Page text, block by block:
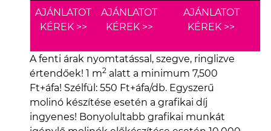
AJÁNLATOT
KÉREK >>
AJÁNLATOT
KÉREK >>
AJÁNLATOT
KÉREK >>
A fenti árak nyomtatással, szegve, ringlizve
értendőek! 1 m2 alatt a minimum 7,500
Ft+áfa! Szélfül: 550 Ft+áfa/db. Egyszerű
molinó készítése esetén a grafikai díj
ingyenes! Bonyolultabb grafikai munkát